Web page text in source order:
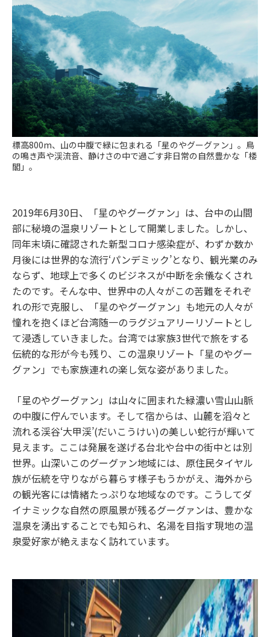
標高800m、山の中腹で緑に包まれる「星のやグーグァン」。鳥
の鳴き声や渓流音、静けさの中で過ごす非日常の自然豊かな「楼
閣」。
2019年6月30日、「星のやグーグァン」は、台中の山間
部に秘境の温泉リゾートとして開業しました。しかし、
同年末頃に確認された新型コロナ感染症が、わずか数か
月後には世界的な流行‘パンデミック’となり、観光業のみ
ならず、地球上で多くのビジネスが中断を余儀なくされ
たのです。そんな中、世界中の人々がこの苦難をそれぞ
れの形で克服し、「星のやグーグァン」も地元の人々が
憧れを抱くほど台湾随一のラグジュアリーリゾートとし
て浸透していきました。台湾では家族3世代で旅をする
伝統的な形が今も残り、この温泉リゾート「星のやグー
グァン」でも家族連れの楽し気な姿がありました。
「星のやグーグァン」は山々に囲まれた緑濃い雪山山脈
の中腹に佇んでいます。そして宿からは、山麓を滔々と
流れる渓谷‘大甲渓’(だいこうけい)の美しい蛇行が輝いて
見えます。ここは発展を遂げる台北や台中の街中とは別
世界。山深いこのグーグァン地域には、原住民タイヤル
族が伝統を守りながら暮らす様子もうかがえ、海外から
の観光客には情緒たっぷりな地域なのです。こうしてダ
イナミックな自然の原風景が残るグーグァンは、豊かな
温泉を湧出することでも知られ、名湯を目指す現地の温
泉愛好家が絶えまなく訪れています。